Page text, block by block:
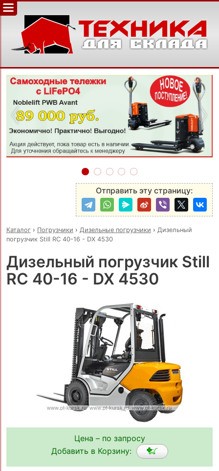
‹ ›
Отправить эту страницу:
Каталог› Погрузчики › Дизельные погрузчики › Дизельный
погрузчик Still RC 40-16 - DX 4530
Дизельный погрузчик Still
RC 40-16 - DX 4530
Цена – по запросу
Добавить в Корзину: